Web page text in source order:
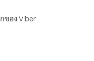
ของ Viber